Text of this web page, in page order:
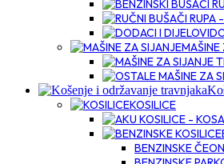
MAŠINE
KOSILICE
BENZINSKE